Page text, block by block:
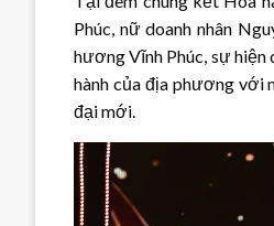
Phúc, nữ doanh nhân
hương Vĩnh Phúc, sự
hành của địa phương với
đại mới.